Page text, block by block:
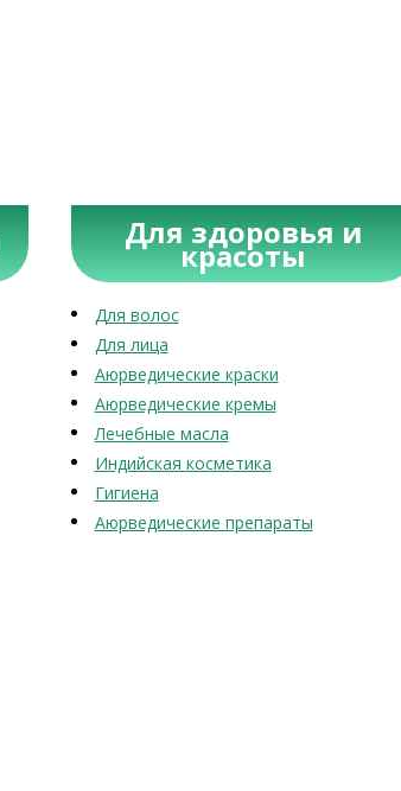
Для здоровья и
красоты
Для волос
Для лица
Аюрведические краски
Аюрведические кремы
Лечебные масла
Индийская косметика
Гигиена
Аюрведические препараты